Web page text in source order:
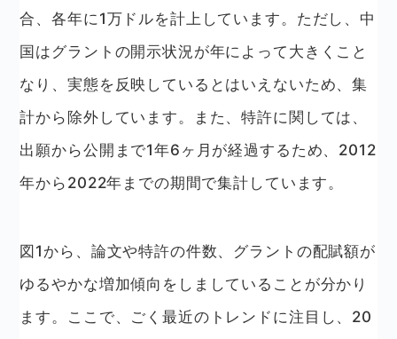
合、各年に1万ドルを計上しています。ただし、中
国はグラントの開示状況が年によって大きくこと
なり、実態を反映しているとはいえないため、集
計から除外しています。また、特許に関しては、
出願から公開まで1年6ヶ月が経過するため、2012
年から2022年までの期間で集計しています。
図1から、論文や特許の件数、グラントの配賦額が
ゆるやかな増加傾向をしましていることが分かり
ます。ここで、ごく最近のトレンドに注目し、20